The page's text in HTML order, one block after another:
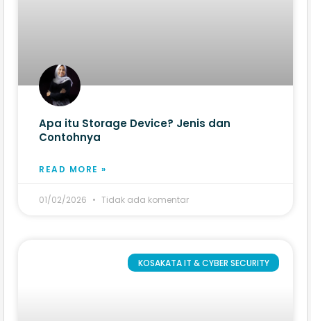
Apa itu Storage Device? Jenis dan
Contohnya
READ MORE »
01/02/2026 Tidak ada komentar
KOSAKATA IT & CYBER SECURITY